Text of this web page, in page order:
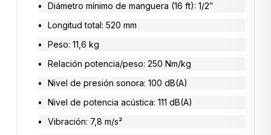
Diámetro mínimo de manguera (16 ft): 1/2″
Longitud total: 520 mm
Peso: 11,6 kg
Relación potencia/peso: 250 Nm/kg
Nivel de presión sonora: 100 dB(A)
Nivel de potencia acústica: 111 dB(A)
Vibración: 7,8 m/s²